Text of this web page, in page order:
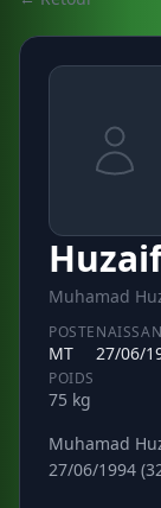
Muhamad
POSTE
MT 27/06/
POIDS
75 kg
Muhamad
27/06/1994